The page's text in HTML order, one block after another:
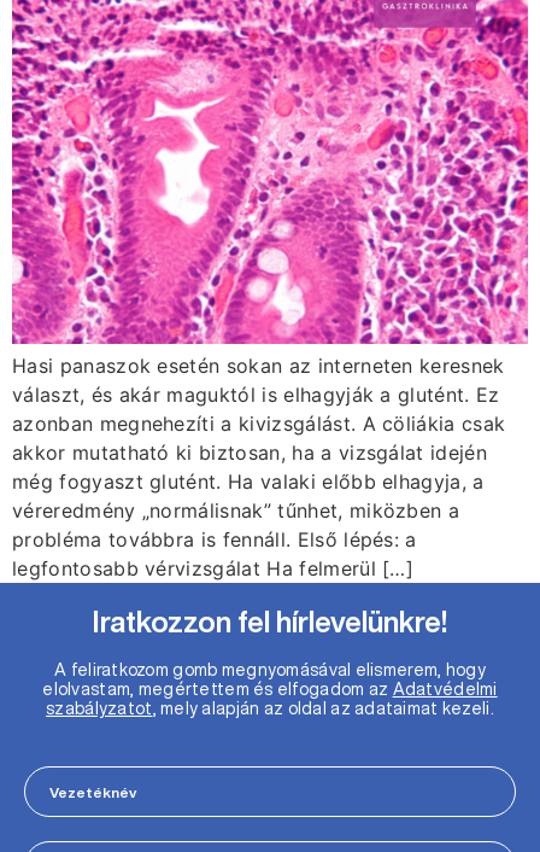
Hasi panaszok esetén sokan az interneten keresnek
választ, és akár maguktól is elhagyják a glutént. Ez
azonban megnehezíti a kivizsgálást. A cöliákia csak
akkor mutatható ki biztosan, ha a vizsgálat idején
még fogyaszt glutént. Ha valaki előbb elhagyja, a
véreredmény „normálisnak” tűnhet, miközben a
probléma továbbra is fennáll. Első lépés: a
legfontosabb vérvizsgálat Ha felmerül […]
Iratkozzon fel hírlevelünkre!
A feliratkozom gomb megnyomásával elismerem, hogy
elolvastam, megértettem és elfogadom az Adatvédelmi
szabályzatot , mely alapján az oldal az adataimat kezeli.